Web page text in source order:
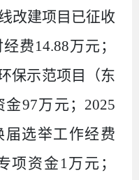
改建项目已征收
费14.88万元；
保示范项目（东
金97万元； 2025
届选举工作经费
项资金1 万元；